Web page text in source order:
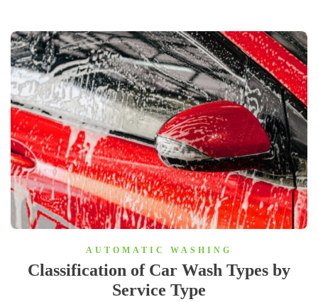
AUTOMATIC WASHING
Classification of Car Wash Types by
Service Type